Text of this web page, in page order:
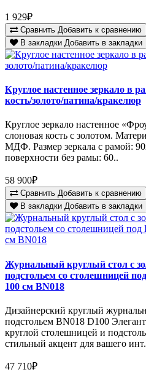
1 929₽
Сравнить Добавить к сравнению
В закладки Добавить в закладки
Круглое настенное зеркало в
кость/золото/патина/кракелюр
Круглое зеркало настенное
слоновая кость с золотом.
МДФ. Размер зеркала с рамой:
поверхности без рамы: 60..
58 900₽
Сравнить Добавить к сравнению
В закладки Добавить в закладки
Журнальный круглый стол с
подстольем со столешницей
100 см BN018
Дизайнерский круглый
подстольем BN018 D100
круглой столешницей и
стильный акцент для вашего
47 710₽